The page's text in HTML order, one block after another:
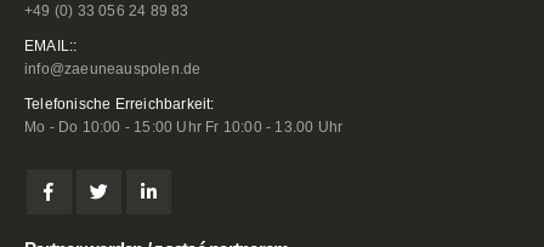
+49 (0) 33 056 24 89 83
EMAIL::
info@zaeuneauspolen.de
Telefonische Erreichbarkeit:
Mo - Do 10:00 - 15:00 Uhr Fr 10:00 - 13.00 Uhr